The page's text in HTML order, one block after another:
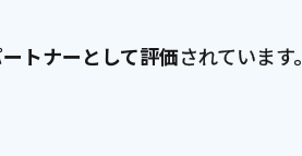
トナーとして評価されています。